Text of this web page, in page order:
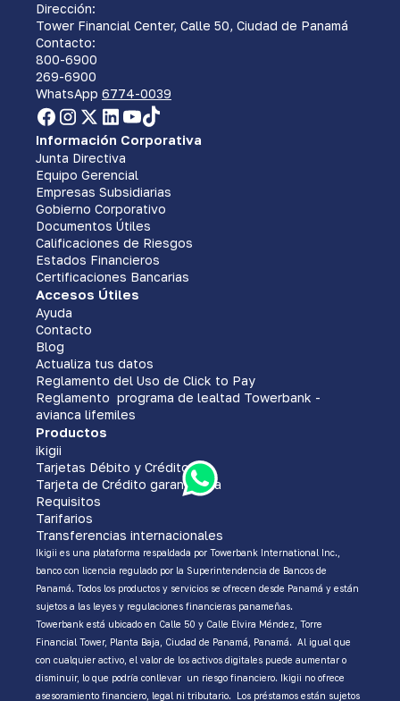
Dirección:
Tower Financial Center, Calle 50, Ciudad de Panamá
Contacto:
800-6900
269-6900
WhatsApp 6774-0039
Información Corporativa
Junta Directiva
Equipo Gerencial
Empresas Subsidiarias
Gobierno Corporativo
Documentos Útiles
Calificaciones de Riesgos
Estados Financieros
Certificaciones Bancarias
Accesos Útiles
Ayuda
Contacto
Blog
Actualiza tus datos
Reglamento del Uso de Click to Pay
Reglamento programa de lealtad Towerbank -
avianca lifemiles
Productos
ikigii
Tarjetas Débito y Crédito
Tarjeta de Crédito garantizada
Requisitos
Tarifarios
Transferencias internacionales
Ikigii es una plataforma respaldada por Towerbank International Inc.,
banco con licencia regulado por la Superintendencia de Bancos de
Panamá. Todos los productos y servicios se ofrecen desde Panamá y están
sujetos a las leyes y regulaciones financieras panameñas.
Towerbank está ubicado en Calle 50 y Calle Elvira Méndez, Torre
Financial Tower, Planta Baja, Ciudad de Panamá, Panamá. Al igual que
con cualquier activo, el valor de los activos digitales puede aumentar o
disminuir, lo que podría conllevar un riesgo financiero. Ikigii no ofrece
asesoramiento financiero, legal ni tributario. Los préstamos están sujetos